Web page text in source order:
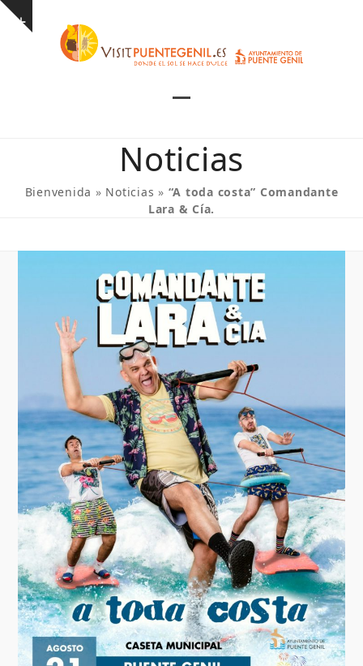
Skip
Show
mobile
menu
mobile
menu
Noticias
Bienvenida » Noticias » “A toda costa” Comandante
Lara & Cía.